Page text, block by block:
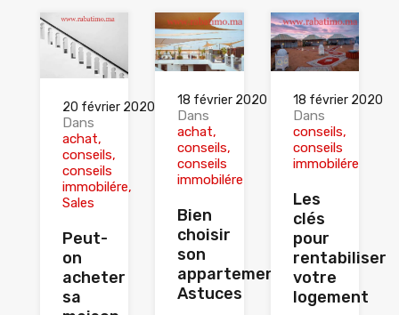
20 février 2020
Dans
achat
conseils
conseils
immobilére
Sales
Peut-
on
acheter
sa
18 février 2020
Dans
achat
conseils
conseils
immobilére
Bien
choisir
son
appartement:
Astuces
18 février 2020
Dans
conseils
conseils
immobilére
Les
clés
pour
rentabiliser
votre
logement